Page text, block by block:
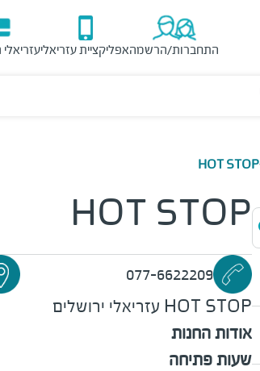
התחברות/הרשמהאפליקציית עזריאלי
HOT STOP
HOT STOP
077-6622209
HOT STOP עזריאלי ירושלים
אודות החנות
שעות פתיחה